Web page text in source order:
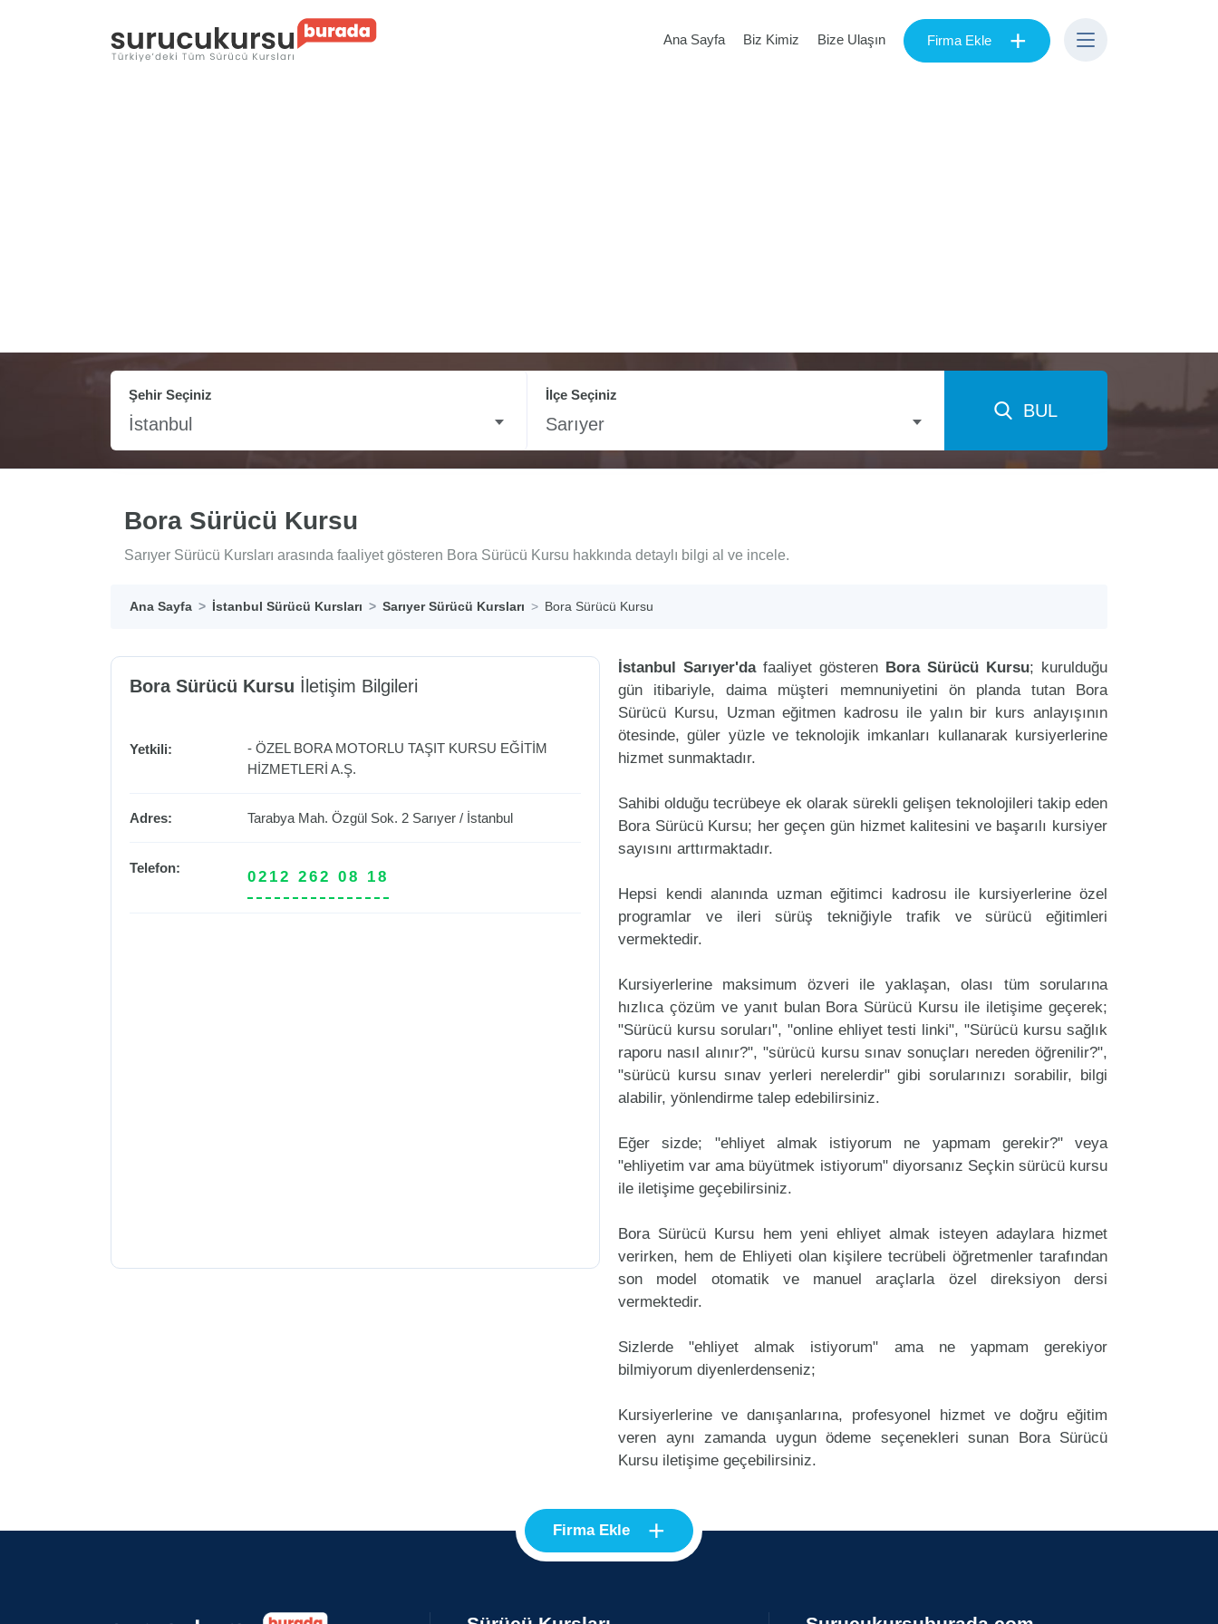
Ana Sayfa Biz Kimiz Bize Ulaşın Firma Ekle +
Şehir Seçiniz
İstanbul
İlçe Seçiniz
Sarıyer
BUL
Bora Sürücü Kursu
Sarıyer Sürücü Kursları arasında faaliyet gösteren Bora Sürücü Kursu hakkında detaylı bilgi al ve incele.
Ana Sayfa İstanbul Sürücü Kursları Sarıyer Sürücü Kursları Bora Sürücü Kursu
Bora Sürücü Kursu İletişim Bilgileri
Yetkili:
- ÖZEL BORA MOTORLU TAŞIT KURSU EĞİTİM
HİZMETLERİ A.Ş.
Adres: Tarabya Mah. Özgül Sok. 2 Sarıyer/ İstanbul
Telefon:
0212 262 08 18
İstanbul Sarıyer'dafaaliyet gösteren Bora Sürücü Kursu; kurulduğu
gün itibariyle, daima müşteri memnuniyetini ön planda tutan Bora
Sürücü Kursu, Uzman eğitmen kadrosu ile yalın bir kurs anlayışının
ötesinde, güler yüzle ve teknolojik imkanları kullanarak kursiyerlerine
hizmet sunmaktadır.
Sahibi olduğu tecrübeye ek olarak sürekli gelişen teknolojileri takip eden
Bora Sürücü Kursu; her geçen gün hizmet kalitesini ve başarılı kursiyer
sayısını arttırmaktadır.
Hepsi kendi alanında uzman eğitimci kadrosu ile kursiyerlerine özel
programlar ve ileri sürüş tekniğiyle trafik ve sürücü eğitimleri
vermektedir.
Kursiyerlerine maksimum özveri ile yaklaşan, olası tüm sorularına
hızlıca çözüm ve yanıt bulan Bora Sürücü Kursu ile iletişime geçerek;
"Sürücü kursu soruları", "online ehliyet testi linki", "Sürücü kursu sağlık
raporu nasıl alınır?", "sürücü kursu sınav sonuçları nereden öğrenilir?",
"sürücü kursu sınav yerleri nerelerdir" gibi sorularınızı sorabilir, bilgi
alabilir, yönlendirme talep edebilirsiniz.
Eğer sizde; "ehliyet almak istiyorum ne yapmam gerekir?" veya
"ehliyetim var ama büyütmek istiyorum" diyorsanız Seçkin sürücü kursu
ile iletişime geçebilirsiniz.
Bora Sürücü Kursu hem yeni ehliyet almak isteyen adaylara hizmet
verirken, hem de Ehliyeti olan kişilere tecrübeli öğretmenler tarafından
son model otomatik ve manuel araçlarla özel direksiyon dersi
vermektedir.
Sizlerde "ehliyet almak istiyorum" ama ne yapmam gerekiyor
bilmiyorum diyenlerdenseniz;
Kursiyerlerine ve danışanlarına, profesyonel hizmet ve doğru eğitim
veren aynı zamanda uygun ödeme seçenekleri sunan Bora Sürücü
Kursu iletişime geçebilirsiniz.
Firma Ekle +